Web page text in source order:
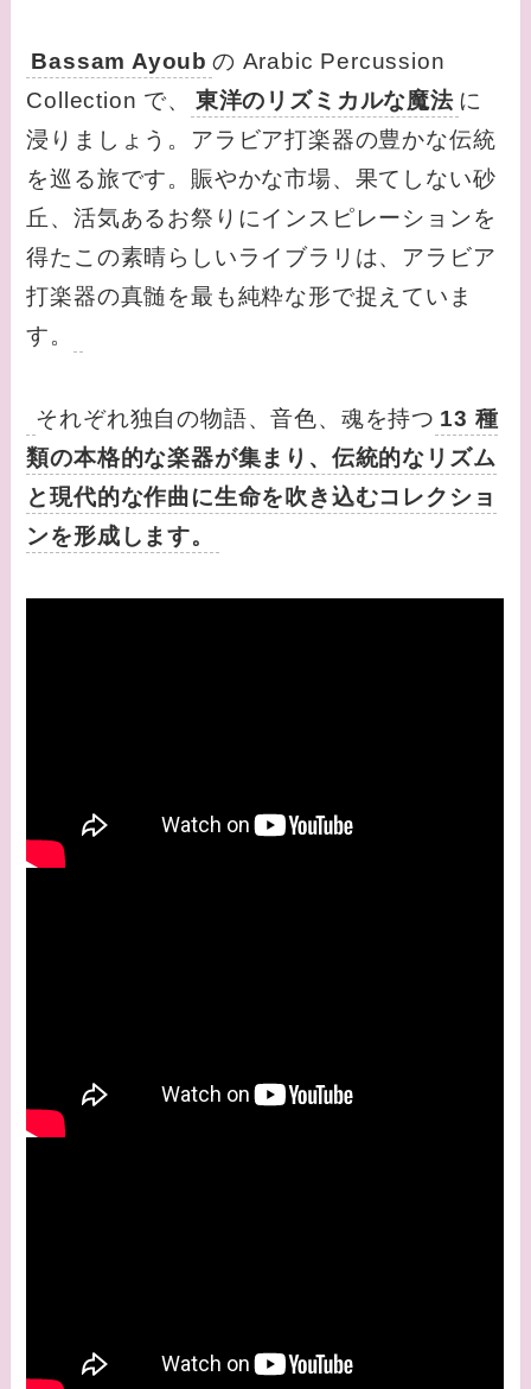
Bassam Ayoub の Arabic Percussion
Collection で、
東洋のリズミカルな魔法 に
浸りましょう。アラビア打楽器の豊かな伝統
を巡る旅です。賑やかな市場、果てしない砂
丘、活気あるお祭りにインスピレーションを
得たこの素晴らしいライブラリは、アラビア
打楽器の真髄を最も純粋な形で捉えていま
す。
それぞれ独自の物語、音色、魂を持つ 13 種
類の本格的な楽器が集まり、伝統的なリズム
と現代的な作曲に生命を吹き込むコレクショ
ンを形成します。